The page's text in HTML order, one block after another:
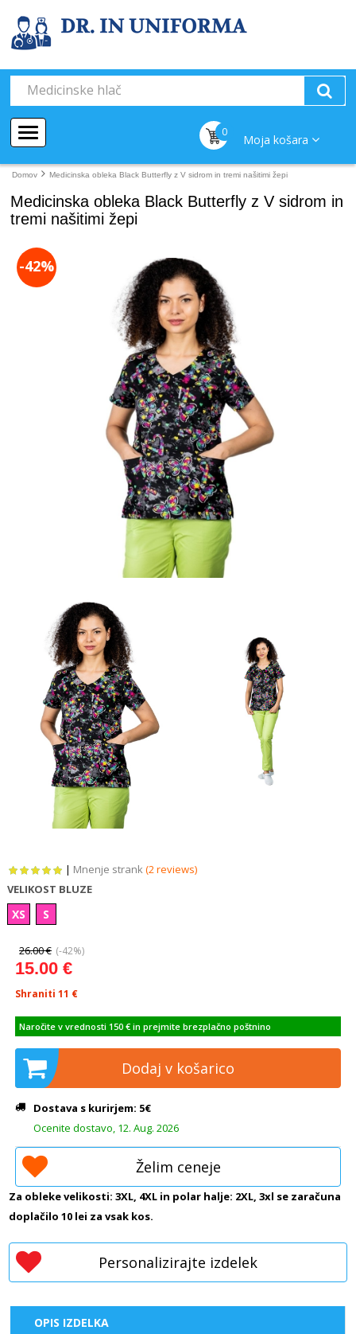
0
Moja košara
Domov Medicinska obleka Black Butterfly z V sidrom in tremi našitimi žepi
Medicinska obleka Black Butterfly z V sidrom in
tremi našitimi žepi
-42%
| Mnenje strank(2 reviews)
VELIKOST BLUZE
XS S
26.00 € (-42%)
15.00 €
Shraniti 11 €
Naročite v vrednosti 150 € in prejmite brezplačno poštnino
Dodaj v košarico
Dostava s kurirjem: 5€
Ocenite dostavo, 12. Aug. 2026
Želim ceneje
Za obleke velikosti: 3XL, 4XL in polar halje: 2XL, 3xl se zaračuna
doplačilo 10 lei za vsak kos.
Personalizirajte izdelek
OPIS IZDELKA